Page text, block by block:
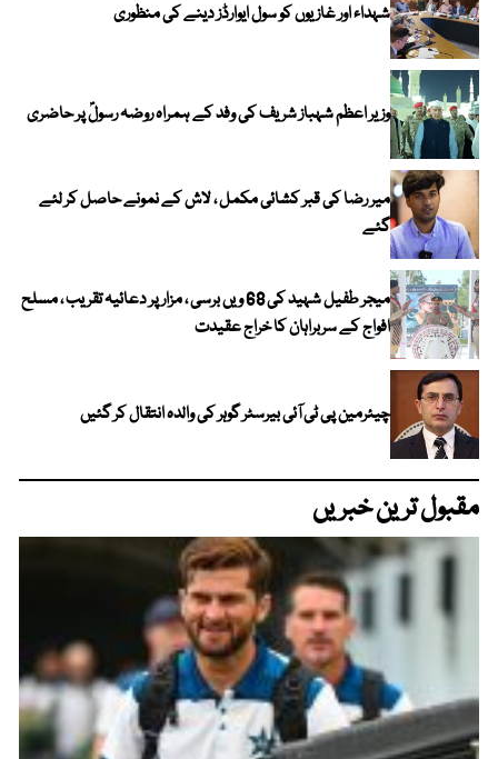
شہداء اور غازیوں کو سول ایوارڈز دینے کی منظوری
وزیر اعظم شہباز شریف کی وفد کے ہمراہ روضہ رسولؐ پر حاضری
میر رضا کی قبر کشائی مکمل ، لاش کے نمونے حاصل کر لئے
گئے
میجر طفیل شہید کی 68 ویں برسی ، مزار پر دعائیہ تقریب ، مسلح
افواج کے سربراہان کا خراج عقیدت
چیئرمین پی ٹی آئی بیرسٹر گوہر کی والدہ انتقال کر گئیں
مقبول ترین خبریں